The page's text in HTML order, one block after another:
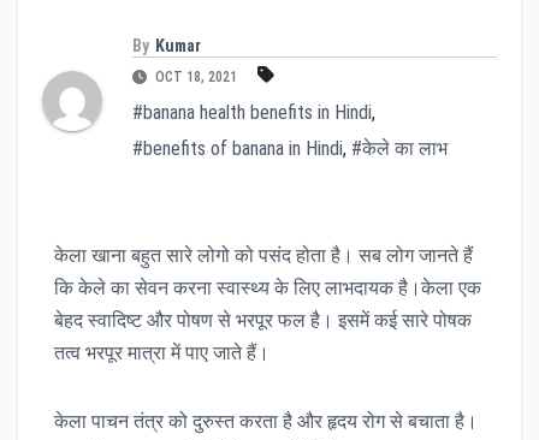
By Kumar
OCT 18, 2021
#banana health benefits in Hindi,
#benefits of banana in Hindi, #केले का लाभ
केला खाना बहुत सारे लोगो को पसंद होता है। सब लोग जानते हैं
कि केले का सेवन करना स्वास्थ्य के लिए लाभदायक है।केला एक
बेहद स्वादिष्ट और पोषण से भरपूर फल है। इसमें कई सारे पोषक
तत्व भरपूर मात्रा में पाए जाते हैं।
केला पाचन तंत्र को दुरुस्त करता है और हृदय रोग से बचाता है।